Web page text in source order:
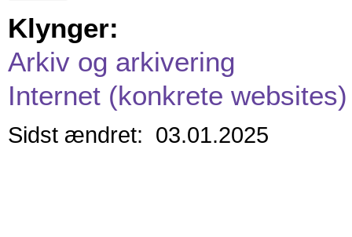
Klynger:
Arkiv og arkivering
Internet (konkrete websites)
Sidst ændret: 03.01.2025